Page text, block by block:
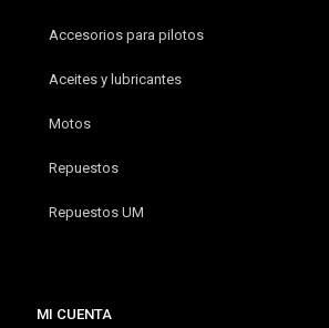
Accesorios para pilotos
Aceites y lubricantes
Motos
Repuestos
Repuestos UM
MI CUENTA